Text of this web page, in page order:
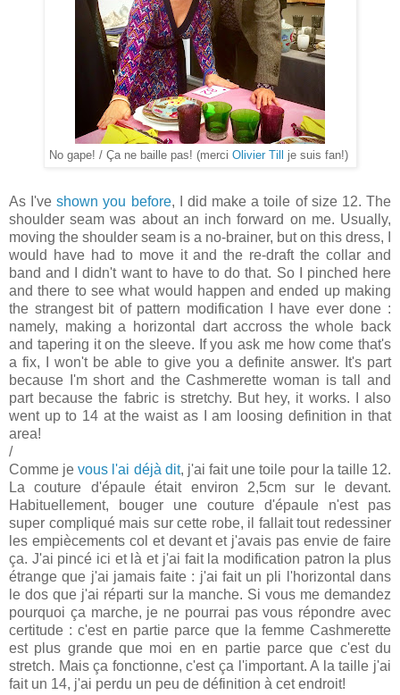
No gape! / Ça ne baille pas! (merci Olivier Till je suis fan!)
As I'veshown you before, I did make a toile of size 12. The
shoulder seam was about an inch forward on me. Usually,
moving the shoulder seam is a no-brainer, but on this dress, I
would have had to move it and the re-draft the collar and
band and I didn't want to have to do that. So I pinched here
and there to see what would happen and ended up making
the strangest bit of pattern modification I have ever done :
namely, making a horizontal dart accross the whole back
and tapering it on the sleeve. If you ask me how come that's
a fix, I won't be able to give you a definite answer. It's part
because I'm short and the Cashmerette woman is tall and
part because the fabric is stretchy. But hey, it works. I also
went up to 14 at the waist as I am loosing definition in that
area!
/
Comme jevous l'ai déjà dit, j'ai fait une toile pour la taille 12.
La couture d'épaule était environ 2,5cm sur le devant.
Habituellement, bouger une couture d'épaule n'est pas
super compliqué mais sur cette robe, il fallait tout redessiner
les empiècements col et devant et j'avais pas envie de faire
ça. J'ai pincé ici et là et j'ai fait la modification patron la plus
étrange que j'ai jamais faite : j'ai fait un pli l'horizontal dans
le dos que j'ai réparti sur la manche. Si vous me demandez
pourquoi ça marche, je ne pourrai pas vous répondre avec
certitude : c'est en partie parce que la femme Cashmerette
est plus grande que moi en en partie parce que c'est du
stretch. Mais ça fonctionne, c'est ça l'important. A la taille j'ai
fait un 14, j'ai perdu un peu de définition à cet endroit!